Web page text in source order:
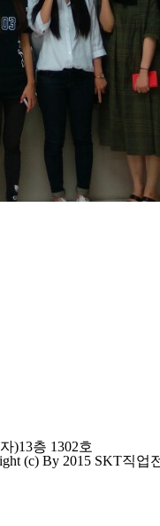
)13층 1302호
(c) By 2015 SKT직업